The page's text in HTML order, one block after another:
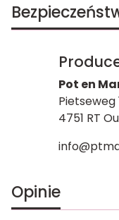
Pot en
Pietseweg
4751 RT
Opinie